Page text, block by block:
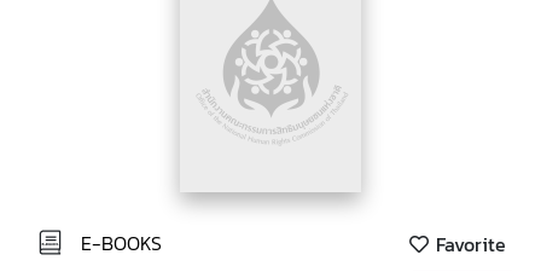
E-BOOKS Favorite